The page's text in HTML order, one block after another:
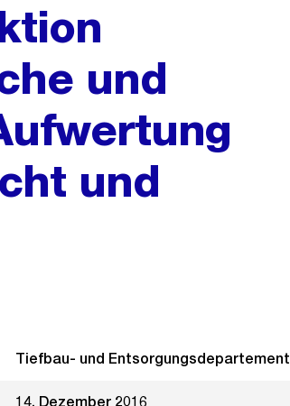
und
und
Tiefbau- und Entsorgungsdepartement
14. Dezember 2016